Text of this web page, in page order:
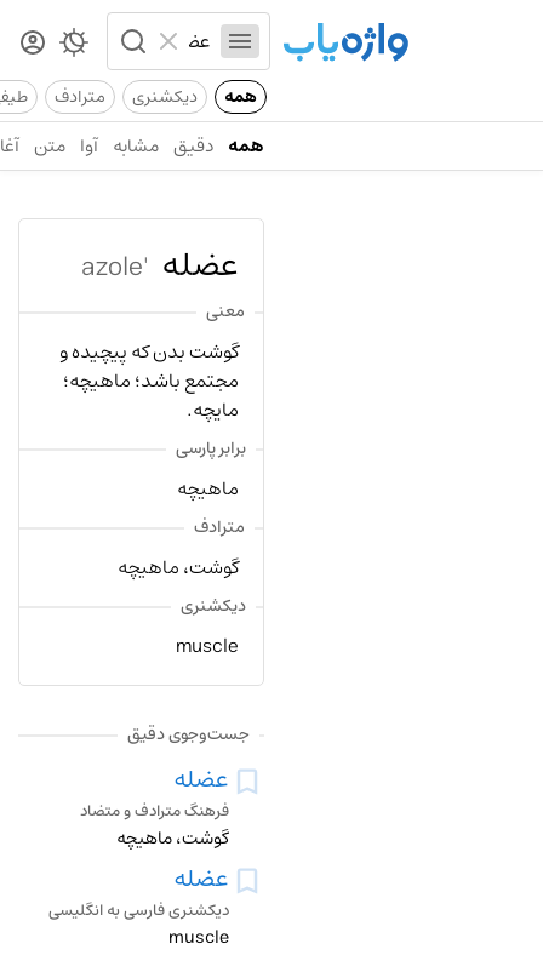
همه دیکشنری مترادف
همه دقیق مشابه آوا متن
عضله 'azole
معنی
گوشت بدن که پیچیده و
مجتمع باشد؛ ماهیچه؛
مایچه.
برابر پارسی
ماهیچه
مترادف
گوشت، ماهیچه
دیکشنری
muscle
جست‌وجوی دقیق
عضله
فرهنگ مترادف و متضاد
گوشت، ماهیچه
عضله
دیکشنری فارسی به انگلیسی
muscle